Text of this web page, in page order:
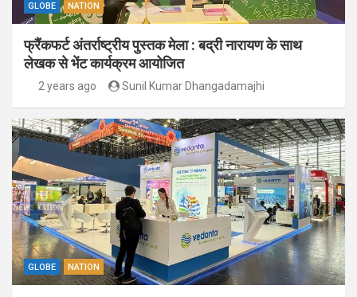
GLOBE NATION
फ्रैंकफर्ट अंतर्राष्ट्रीय पुस्तक मेला : बद्री नारायण के साथ
लेखक से भेंट कार्यक्रम आयोजित
2 years ago Sunil Kumar Dhangadamajhi
GLOBE NATION